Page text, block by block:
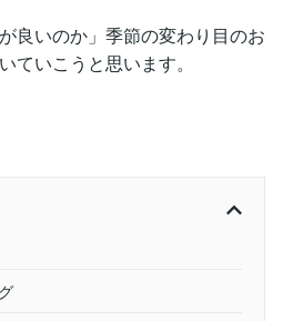
良いのか」季節の変わり目のお
ていこうと思います。